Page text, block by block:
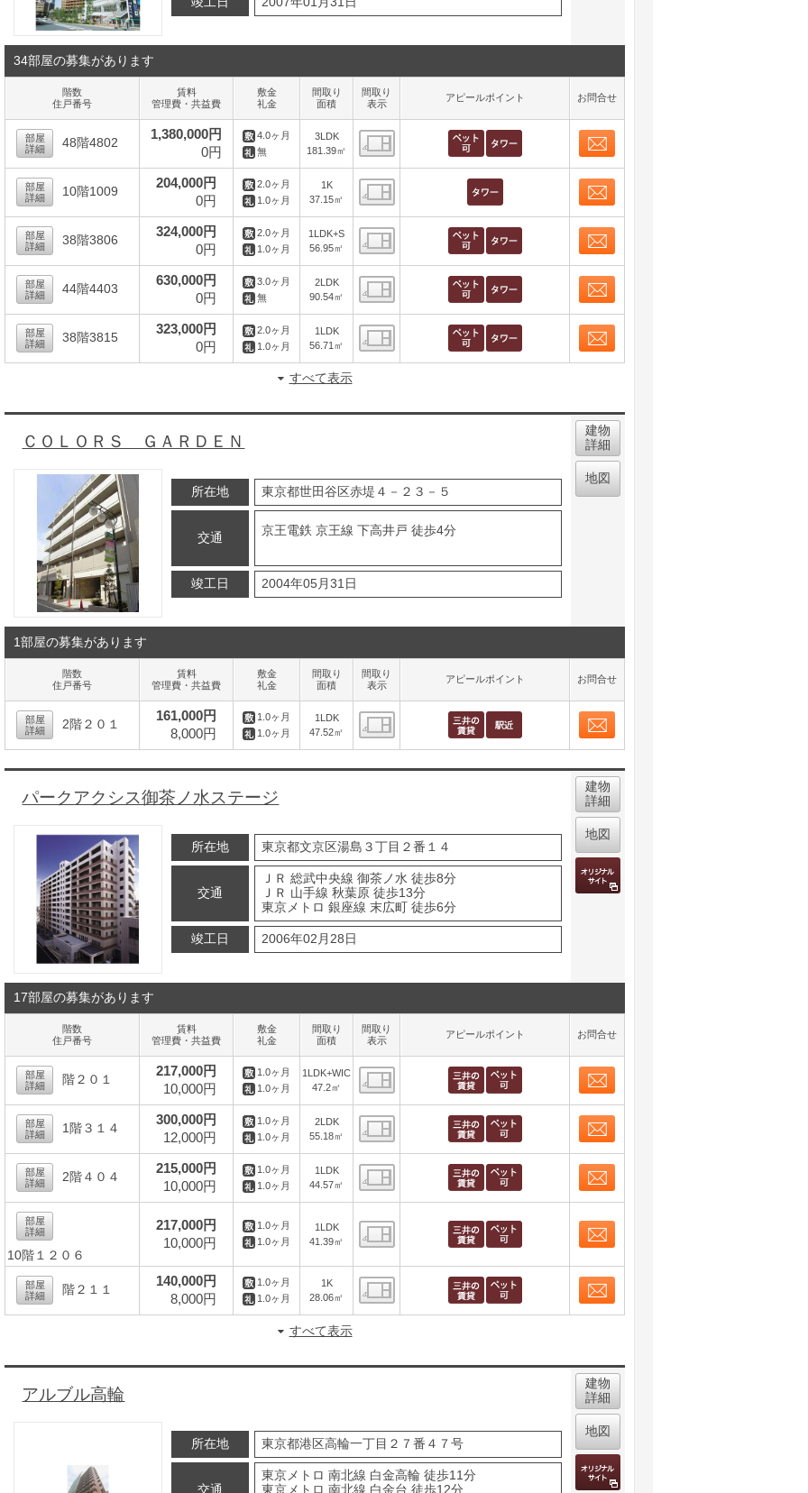
34部屋の募集があります
階数
住戸番号
賃料
管理費・共益費
敷金
礼金
間取り
面積
間取り
表示
アピールポイント お問合せ
部屋
詳細
48階4802
1,380,000円
0円
4.0ヶ月
無
3LDK
181.39㎡
間取り表示
部屋
詳細
10階1009
204,000円
0円
2.0ヶ月
1.0ヶ月
1K
37.15㎡
間取り表示
部屋
詳細
38階3806
324,000円
0円
2.0ヶ月
1.0ヶ月
1LDK+S
56.95㎡
間取り表示
部屋
詳細
44階4403
630,000円
0円
3.0ヶ月
無
2LDK
90.54㎡
間取り表示
部屋
詳細
38階3815
323,000円
0円
2.0ヶ月
1.0ヶ月
1LDK
56.71㎡
間取り表示
すべて表示
ＣＯＬＯＲＳ ＧＡＲＤＥＮ
所在地 東京都世田谷区赤堤４－２３－５
交通
京王電鉄 京王線 下高井戸 徒歩4分
竣工日 2004年05月31日
建物
詳細
地図
1部屋の募集があります
階数
住戸番号
賃料
管理費・共益費
敷金
礼金
間取り
面積
間取り
表示
アピールポイント お問合せ
部屋
詳細
2階２０１
161,000円
8,000円
1.0ヶ月
1.0ヶ月
1LDK
47.52㎡
間取り表示
パークアクシス御茶ノ水ステージ
所在地 東京都文京区湯島３丁目２番１４
交通
ＪＲ 総武中央線 御茶ノ水 徒歩8分
ＪＲ 山手線 秋葉原 徒歩13分
東京メトロ 銀座線 末広町 徒歩6分
竣工日 2006年02月28日
建物
詳細
地図
17部屋の募集があります
階数
住戸番号
賃料
管理費・共益費
敷金
礼金
間取り
面積
間取り
表示
アピールポイント お問合せ
部屋
詳細
階２０１
217,000円
10,000円
1.0ヶ月
1.0ヶ月
1LDK+WIC
47.2㎡
間取り表示
部屋
詳細
1階３１４
300,000円
12,000円
1.0ヶ月
1.0ヶ月
2LDK
55.18㎡
間取り表示
部屋
詳細
2階４０４
215,000円
10,000円
1.0ヶ月
1.0ヶ月
1LDK
44.57㎡
間取り表示
部屋
詳細
10階１２０６
217,000円
10,000円
1.0ヶ月
1.0ヶ月
1LDK
41.39㎡
部屋
詳細
階２１１
140,000円
8,000円
1.0ヶ月
1.0ヶ月
1K
28.06㎡
間取り表示
すべて表示
アルブル高輪
所在地 東京都港区高輪一丁目２７番４７号
交通
東京メトロ 南北線 白金高輪 徒歩11分
東京メトロ 南北線 白金台 徒歩12分
建物
詳細
地図